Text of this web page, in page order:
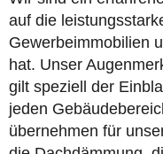
auf die
Gewerbeimmobilien
hat. Unser
gilt speziell der
jeden
übernehmen für